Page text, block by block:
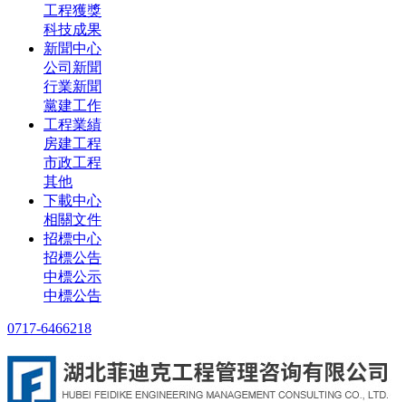
工程獲獎
科技成果
新聞中心
公司新聞
行業新聞
黨建工作
工程業績
房建工程
市政工程
其他
下載中心
相關文件
招標中心
招標公告
中標公示
中標公告
0717-6466218